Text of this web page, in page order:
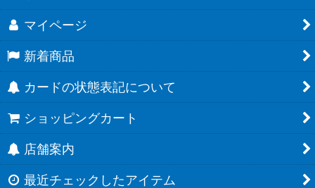
マイページ
新着商品
カードの状態表記について
ショッピングカート
店舗案内
最近チェックしたアイテム